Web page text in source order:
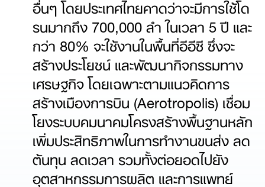
อื่นๆ โดยประเทศไทยคาดว่าจะมีการใช้โด
รนมากถึง 700,000 ลำ ในเวลา 5 ปี และ
กว่า 80% จะใช้งานในพื้นที่อีอีซี ซึ่งจะ
สร้างประโยชน์ และพัฒนากิจกรรมทาง
เศรษฐกิจ โดยเฉพาะตามแนวคิดการ
สร้างเมืองการบิน (Aerotropolis) เชื่อม
โยงระบบคมนาคมโครงสร้างพื้นฐานหลัก
เพิ่มประสิทธิภาพในการทำงานขนส่ง ลด
ต้นทุน ลดเวลา รวมทั้งต่อยอดไปยัง
อุตสาหกรรมการผลิต และการแพทย์